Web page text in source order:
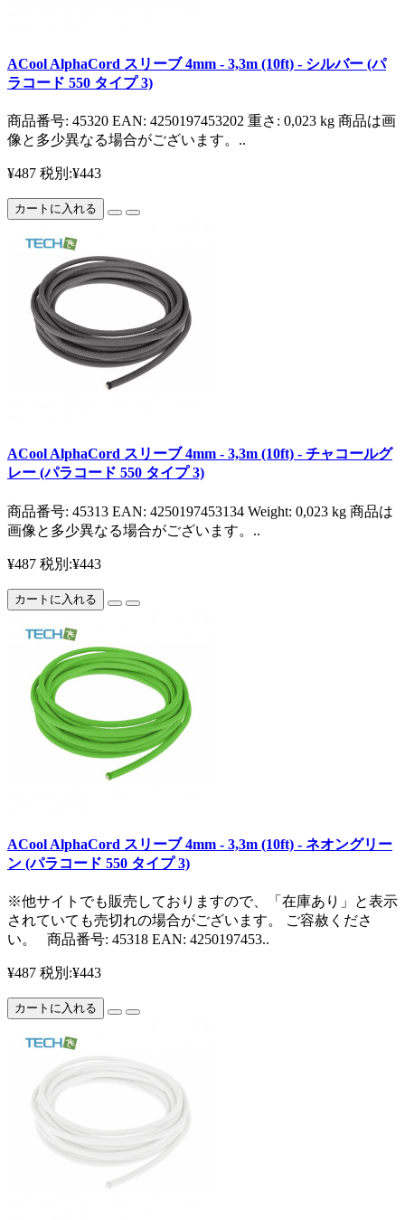
ACool AlphaCord スリーブ 4mm - 3,3m (10ft) - シルバー (パ
ラコード 550 タイプ 3)
商品番号: 45320 EAN: 4250197453202 重さ: 0,023 kg 商品は画
像と多少異なる場合がございます。..
¥487 税別:¥443
カートに入れる
ACool AlphaCord スリーブ 4mm - 3,3m (10ft) - チャコールグ
レー (パラコード 550 タイプ 3)
商品番号: 45313 EAN: 4250197453134 Weight: 0,023 kg 商品は
画像と多少異なる場合がございます。..
¥487 税別:¥443
カートに入れる
ACool AlphaCord スリーブ 4mm - 3,3m (10ft) - ネオングリー
ン (パラコード 550 タイプ 3)
※他サイトでも販売しておりますので、「在庫あり」と表示
されていても売切れの場合がございます。 ご容赦くださ
い。 商品番号: 45318 EAN: 4250197453..
¥487 税別:¥443
カートに入れる